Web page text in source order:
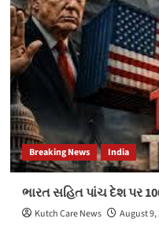
Breaking News India
ભારત સહિત પાંચ દેશ પર
Kutch Care News August 9,